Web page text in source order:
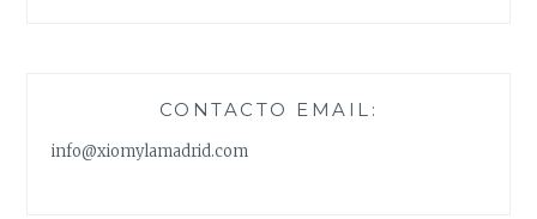
CONTACTO EMAIL:
info@xiomylamadrid.com